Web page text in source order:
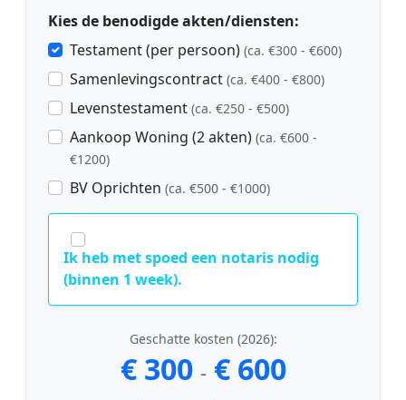
Kies de benodigde akten/diensten:
Testament (per persoon) (ca. €300 - €600)
Samenlevingscontract (ca. €400 - €800)
Levenstestament (ca. €250 - €500)
Aankoop Woning (2 akten) (ca. €600 -
€1200)
BV Oprichten (ca. €500 - €1000)
Ik heb met spoed een notaris nodig
(binnen 1 week).
Geschatte kosten (2026):
€ 300 - € 600